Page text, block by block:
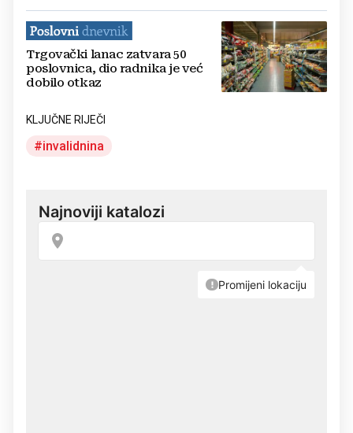
Trgovački lanac zatvara 50
poslovnica, dio radnika je već
dobilo otkaz
KLJUČNE RIJEČI
invalidnina